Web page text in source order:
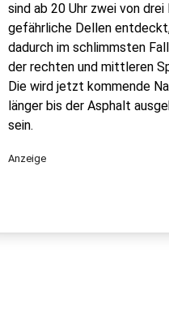
sind ab 20 Uhr zwei von
gefährliche Dellen
dadurch im schlimmsten
der rechten und mittleren
Die wird jetzt kommende
länger bis der Asphalt
sein.
Anzeige